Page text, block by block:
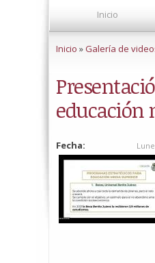
Inicio
Inicio »Galería de
educación
Fecha: